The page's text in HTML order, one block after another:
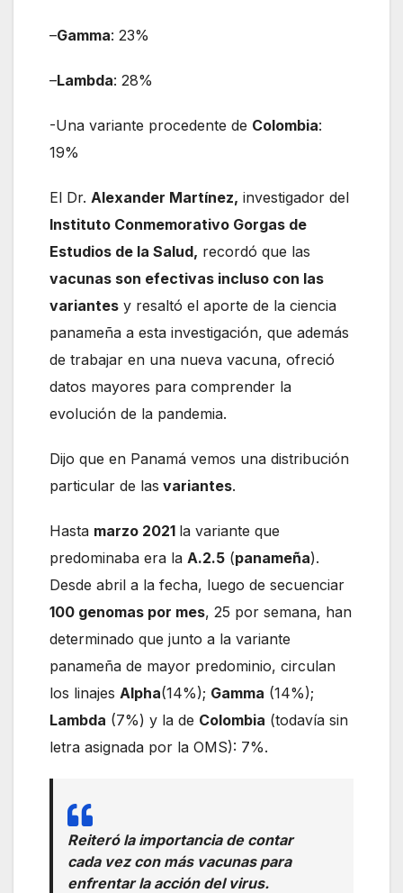
–Gamma: 23%
–Lambda: 28%
-Una variante procedente de Colombia:
19%
El Dr. Alexander Martínez, investigador del
Instituto Conmemorativo Gorgas de
Estudios de la Salud, recordó que las
vacunas son efectivas incluso con las
variantes y resaltó el aporte de la ciencia
panameña a esta investigación, que además
de trabajar en una nueva vacuna, ofreció
datos mayores para comprender la
evolución de la pandemia.
Dijo que en Panamá vemos una distribución
particular de las variantes.
Hasta marzo 2021 la variante que
predominaba era la A.2.5 (panameña).
Desde abril a la fecha, luego de secuenciar
100 genomas por mes, 25 por semana, han
determinado que junto a la variante
panameña de mayor predominio, circulan
los linajes Alpha(14%); Gamma (14%);
Lambda (7%) y la de Colombia (todavía sin
letra asignada por la OMS): 7%.
Reiteró la importancia de contar
cada vez con más vacunas para
enfrentar la acción del virus.